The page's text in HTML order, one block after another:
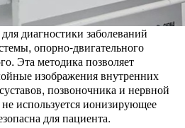
диагностики заболеваний
опорно-двигательного
Эта методика позволяет
изображения внутренних
позвоночника и нервной
используется ионизирующее
для пациента.